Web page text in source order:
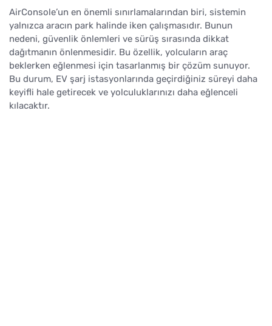
AirConsole’un en önemli sınırlamalarından biri, sistemin
yalnızca aracın park halinde iken çalışmasıdır. Bunun
nedeni, güvenlik önlemleri ve sürüş sırasında dikkat
dağıtmanın önlenmesidir. Bu özellik, yolcuların araç
beklerken eğlenmesi için tasarlanmış bir çözüm sunuyor.
Bu durum, EV şarj istasyonlarında geçirdiğiniz süreyi daha
keyifli hale getirecek ve yolculuklarınızı daha eğlenceli
kılacaktır.